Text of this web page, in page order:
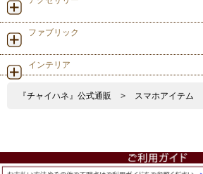
ファブリック
インテリア
『チャイハネ』公式通販 > スマホアイテム